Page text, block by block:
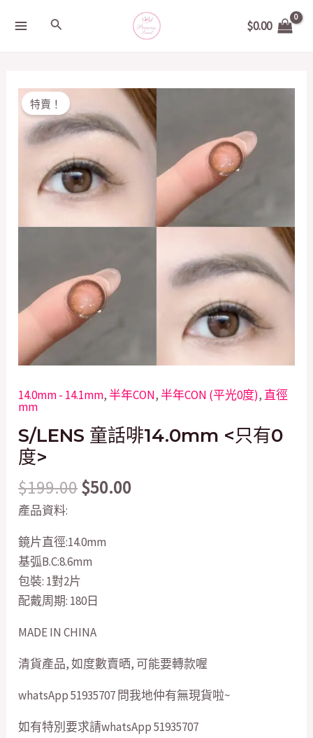
Search $0.00
特賣！
14.0mm - 14.1mm,半年CON,半年CON (平光0度), 直徑
mm
S/LENS 童話啡14.0mm <只有0
度>
$199.00
Original
price
was:
$199.00.
$50.00
Current
price
is:
$50.00.
產品資料:
鏡片直徑:14.0mm
基弧B.C:8.6mm
包裝: 1對2片
配戴周期: 180日
MADE IN CHINA
清貨產品, 如度數賣晒, 可能要轉款喔
whatsApp 51935707 問我地仲有無現貨啦~
如有特別要求請whatsApp 51935707
S/LENS
童
話
14.0mm
quantity